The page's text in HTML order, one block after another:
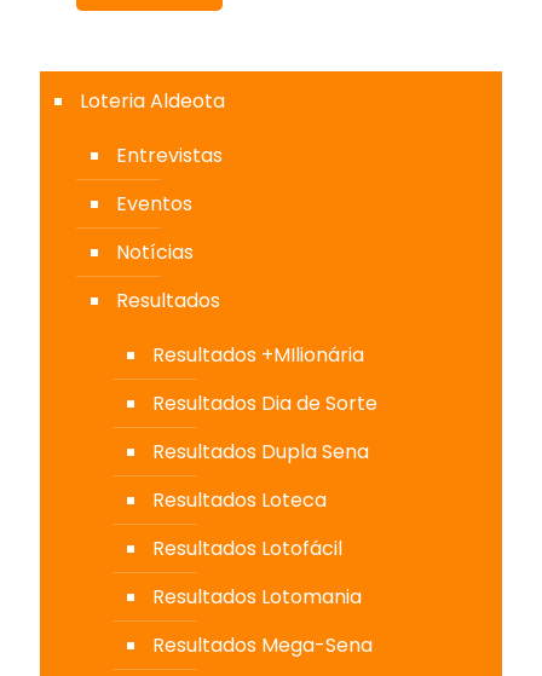
Loteria Aldeota
Entrevistas
Eventos
Notícias
Resultados
Resultados +MIlionária
Resultados Dia de Sorte
Resultados Dupla Sena
Resultados Loteca
Resultados Lotofácil
Resultados Lotomania
Resultados Mega-Sena